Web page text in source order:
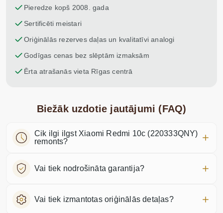
Pieredze kopš 2008. gada
Sertificēti meistari
Oriģinālās rezerves daļas un kvalitatīvi analogi
Godīgas cenas bez slēptām izmaksām
Ērta atrašanās vieta Rīgas centrā
Biežāk uzdotie jautājumi (FAQ)
Cik ilgi ilgst Xiaomi Redmi 10c (220333QNY)
remonts?
Vai tiek nodrošināta garantija?
Vai tiek izmantotas oriģinālās detaļas?